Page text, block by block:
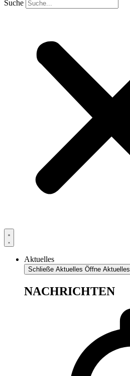
Suche
Aktuelles
Schließe Aktuelles Öffne Aktuelles
NACHRICHTEN